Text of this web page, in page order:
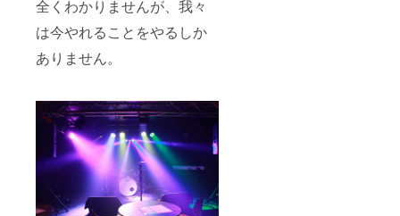
全くわかりませんが、我々
は今やれることをやるしか
ありません。